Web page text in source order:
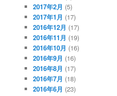
2017年2月 (5)
2017年1月 (17)
2016年12月 (17)
2016年11月 (19)
2016年10月 (16)
2016年9月 (16)
2016年8月 (17)
2016年7月 (18)
2016年6月 (23)